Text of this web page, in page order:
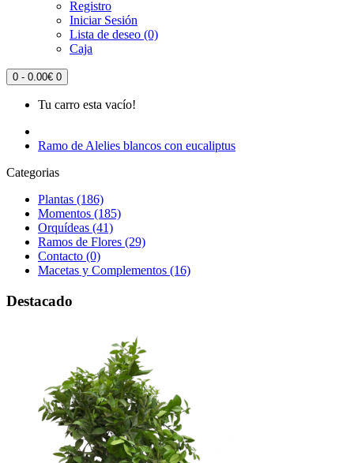
Registro
Iniciar Sesión
Lista de deseo (0)
Caja
0 - 0.00€ 0
Tu carro esta vacío!
Ramo de Alelies blancos con eucaliptus
Categorias
Plantas (186)
Momentos (185)
Orquídeas (41)
Ramos de Flores (29)
Contacto (0)
Macetas y Complementos (16)
Destacado